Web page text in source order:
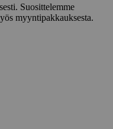
Suosittelemme
myyntipakkauksesta.